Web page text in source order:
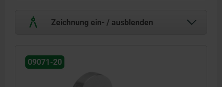
Zeichnung ein- / ausblenden
09071-20